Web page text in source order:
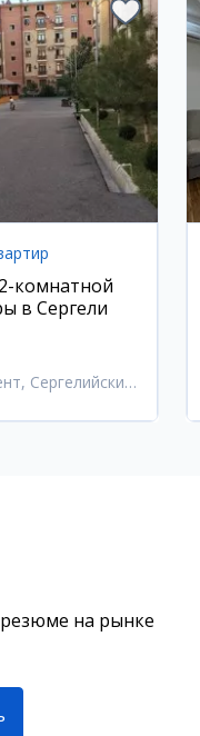
комнатной
в Сергели
Сергелийский
на рынке